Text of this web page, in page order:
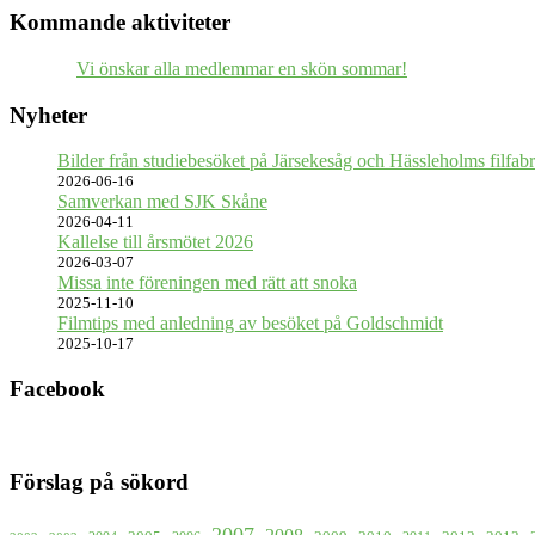
Kommande aktiviteter
Vi önskar alla medlemmar en skön sommar!
Nyheter
Bilder från studiebesöket på Järsekesåg och Hässleholms
2026-06-16
Samverkan med SJK Skåne
2026-04-11
Kallelse till årsmötet 2026
2026-03-07
Missa inte föreningen med rätt att snoka
2025-11-10
Filmtips med anledning av besöket på Goldschmidt
2025-10-17
Facebook
Förslag på sökord